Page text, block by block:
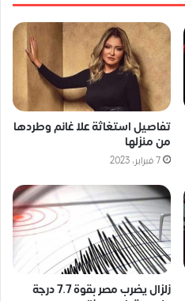
تفاصيل استغاثة علا غانم وطردها
من منزلها
7 فبراير، 2023
زلزال يضرب مصر بقوة 7.7 درجة